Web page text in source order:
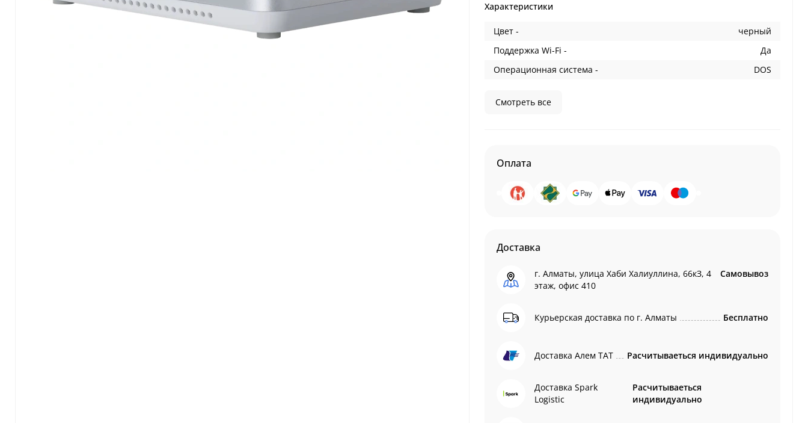
Характеристики
Цвет -
черный
Поддержка Wi-Fi -
Да
Операционная система -
DOS
Смотреть все
Оплата
Доставка
г. Алматы, улица Хаби Халиуллина, 66кЗ, 4
этаж, офис 410
Самовывоз
Курьерская доставка по г. Алматы Бесплатно
Доставка Алем ТАТ Расчитываеться индивидуально
Доставка Spark
Logistic
Расчитываеться
индивидуально